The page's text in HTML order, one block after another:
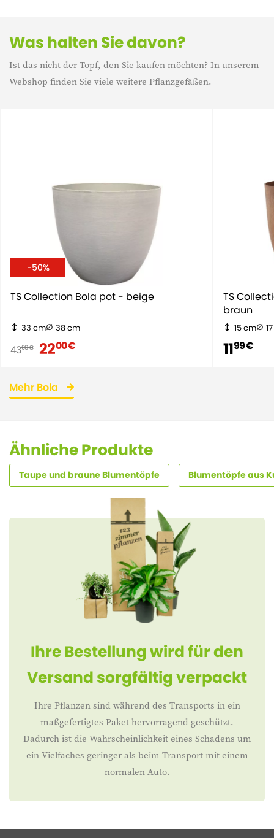
Was halten Sie davon?
Ist das nicht der Topf, den Sie kaufen möchten? In unserem
Webshop finden Sie viele weitere Pflanzgefäßen.
-50%
TS Collection Bola pot - beige
33 cm 38 cm
4399 € 2200 €
TS
braun
15 cm
1199 €
Mehr Bola
Ähnliche Produkte
Taupe und braune Blumentöpfe Blumentöpfe aus
Ihre Bestellung wird für den
Versand sorgfältig verpackt
Ihre Pflanzen sind während des Transports in ein
maßgefertigtes Paket hervorragend geschützt.
Dadurch ist die Wahrscheinlichkeit eines Schadens um
ein Vielfaches geringer als beim Transport mit einem
normalen Auto.